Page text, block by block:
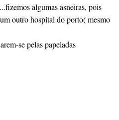
algumas asneiras, pois
outro hospital do porto( mesmo
se pelas papeladas